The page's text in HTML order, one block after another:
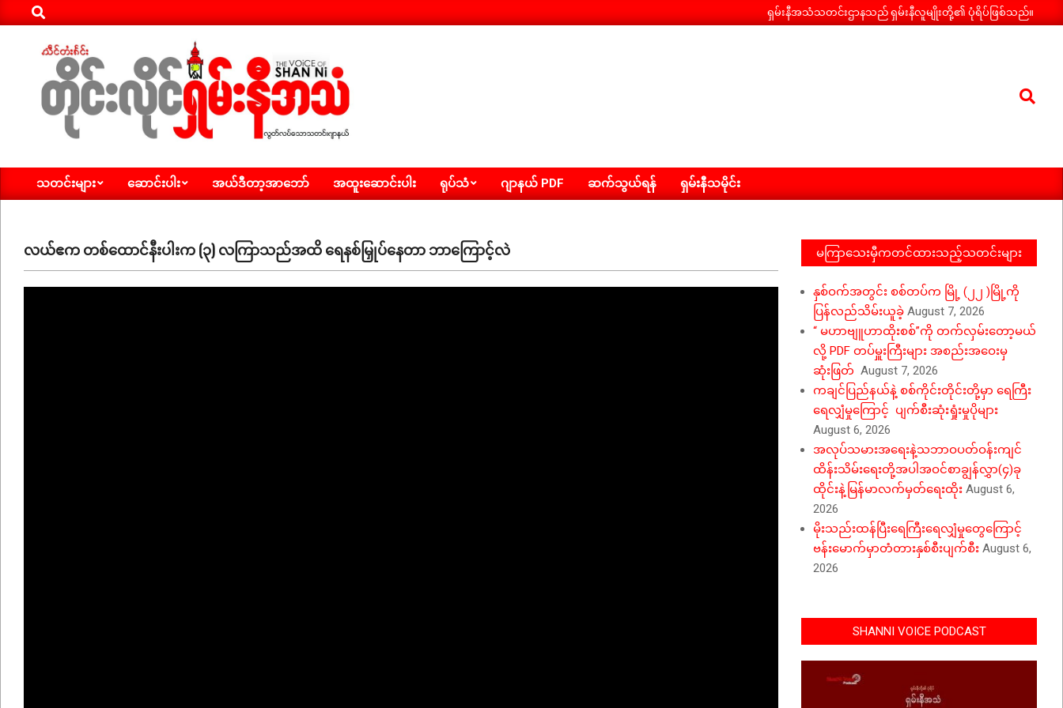
to
Search
ရှမ်းနီအသံသတင်းဌာနသည် ရှမ်းနီလူမျိုးတို့၏ ပုံရိပ်ဖြစ်သည်။
ရှမ်း
နီ
သတင်း
Search
Primary
သတင်းများ ဆောင်းပါး အယ်ဒီတာ့အာဘော် အထူးဆောင်းပါး ရုပ်သံ ဂျာနယ် PDF ဆက်သွယ်ရန် ရှမ်းနီသမိုင်း
လယ်ဧက တစ်ထောင်နီးပါးက (၃) လကြာသည်အထိ ရေနစ်မြှုပ်နေတာ ဘာကြောင့်လဲ မကြာသေးမှီကတင်ထားသည့်သတင်းများ
နှစ်ဝက်အတွင်း စစ်တပ်က မြို့ (၂၂ )မြို့ကို
ပြန်လည်သိမ်းယူခဲ့ August 7, 2026
“ မဟာဗျူဟာထိုးစစ်”ကို တက်လှမ်းတော့မယ်
လို့ PDF တပ်မှူးကြီးများ အစည်းအဝေးမှ
ဆုံးဖြတ် August 7, 2026
ကချင်ပြည်နယ်နဲ့ စစ်ကိုင်းတိုင်းတို့မှာ ရေကြီး
ရေလျှံမှုကြောင့် ပျက်စီးဆုံးရှုံးမှုပိုများ
August 6, 2026
အလုပ်သမားအရေးနဲ့သဘာဝပတ်ဝန်းကျင်
ထိန်းသိမ်းရေးတို့အပါအဝင်စာချွန်လွှာ(၄)ခု
ထိုင်းနဲ့မြန်မာလက်မှတ်ရေးထိုး August 6,
2026
မိုးသည်းထန်ပြီးရေကြီးရေလျှံမှုတွေကြောင့်
ဗန်းမောက်မှာတံတားနှစ်စီးပျက်စီး August 6,
2026
SHANNI VOICE PODCAST